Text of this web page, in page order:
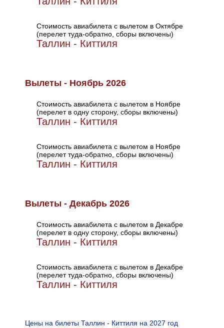
Стоимость авиабилета с вылетом в Октябре
(перелет туда-обратно, сборы включены)
Таллин - Киттиля
Вылеты - Ноябрь 2026
Стоимость авиабилета с вылетом в Ноябре
(перелет в одну сторону, сборы включены)
Таллин - Киттиля
Стоимость авиабилета с вылетом в Ноябре
(перелет туда-обратно, сборы включены)
Таллин - Киттиля
Вылеты - Декабрь 2026
Стоимость авиабилета с вылетом в Декабре
(перелет в одну сторону, сборы включены)
Таллин - Киттиля
Стоимость авиабилета с вылетом в Декабре
(перелет туда-обратно, сборы включены)
Таллин - Киттиля
Цены на билеты Таллин - Киттиля на 2027 год